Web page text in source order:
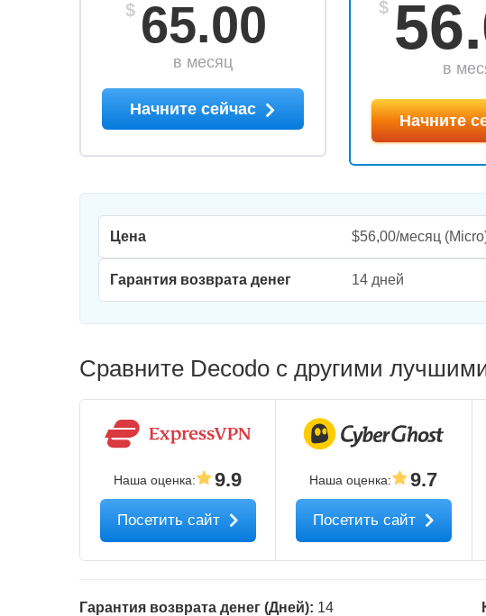
$
в
Начните
$ 65.00
в месяц
Начните сейчас
Цена $56,00/месяц
Гарантия возврата денег 14 дней
Сравните Decodo с другими
Наша оценка: 9.9
Посетить сайт
Наша оценка: 9.7
Посетить сайт
Гарантия возврата денег (Дней): 14